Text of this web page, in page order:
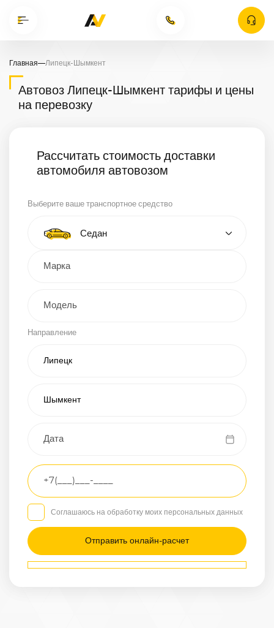
Главная—Липецк-Шымкент
Автовоз Липецк-Шымкент тарифы и цены
на перевозку
Рассчитать стоимость доставки
автомобиля автовозом
Выберите ваше транспортное средство
Тип автомобиля
Седан
Кроссовер
Грузовой
Другое
Направление
Транспортное
средство
Седан
/
Маршрут
Липецк —
Соглашаюсь на обработку моих персональных данных